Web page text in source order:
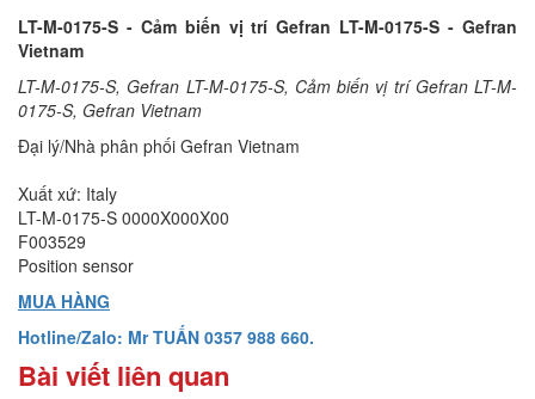
LT-M-0175-S - Cảm biến vị trí Gefran LT-M-0175-S - Gefran
Vietnam
LT-M-0175-S, Gefran LT-M-0175-S, Cảm biến vị trí Gefran LT-M-
0175-S, Gefran Vietnam
Đại lý/Nhà phân phối Gefran Vietnam
Xuất xứ: Italy
LT-M-0175-S 0000X000X00
F003529
Position sensor
MUA HÀNG
Hotline/Zalo: Mr TUẤN 0357 988 660.
Bài viết liên quan